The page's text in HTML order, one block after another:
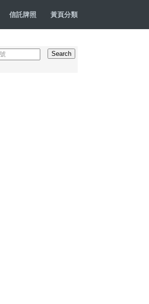
信託牌照 黃頁分類